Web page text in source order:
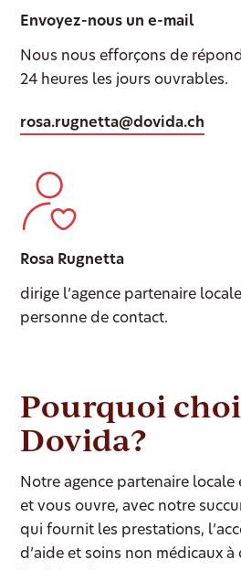
Envoyez-nous un e-mail
Nous nous efforçons de
24 heures les jours ouvrables.
rosa.rugnetta@dovida.ch
Rosa Rugnetta
dirige l’agence partenaire
personne de contact.
Pourquoi
Dovida?
Notre agence partenaire locale
et vous ouvre, avec notre
qui fournit les prestations,
d’aide et soins non médicaux